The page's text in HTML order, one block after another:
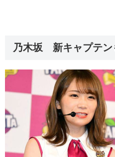
乃木坂 新キャプテ